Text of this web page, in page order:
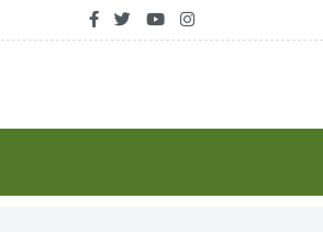
Ankara’da uyuşturucu ve fuhuş soruşturması: